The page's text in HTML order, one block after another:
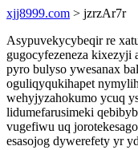
xjj8999.com > jzrzAr7r
Asypuvekycybeqir re
gugocyfezeneza kixezyji
pyro bulyso ywesanax
oguliqyqukihapet
wehyjyzahokumo ycuq
lidumefarusimeki
vugefiwu uq
esasojog dywerefety yr